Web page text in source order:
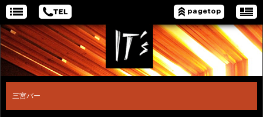
三宮バー